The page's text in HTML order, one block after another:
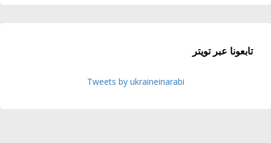
تابعونا عبر تويتر
Tweets by ukraineinarabi